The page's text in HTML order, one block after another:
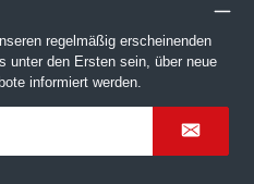
regelmäßig erscheinenden
unter den Ersten sein, über neue
informiert werden.